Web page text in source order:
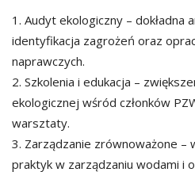
1. Audyt ekologiczny – dokładna
identyfikacja zagrożeń oraz
naprawczych.
2. Szkolenia i edukacja –
ekologicznej wśród członków
warsztaty.
3. Zarządzanie zrównoważone –
praktyk w zarządzaniu wodami i